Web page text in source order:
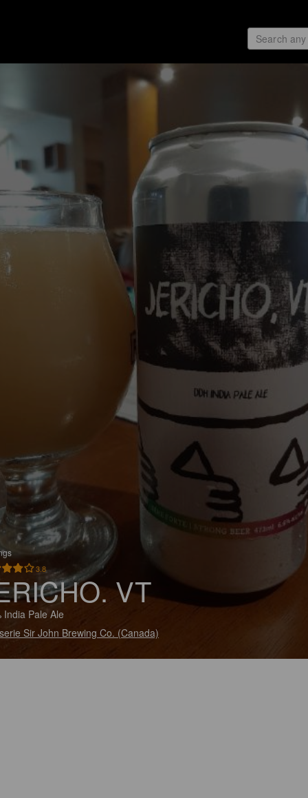
3.8
VT
India Pale Ale
Sir John Brewing Co. (Canada)